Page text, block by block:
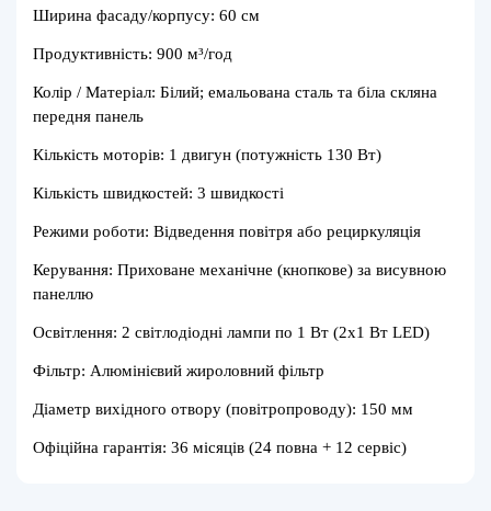
Ширина фасаду/корпусу: 60 см
Продуктивність: 900 м³/год
Колір / Матеріал: Білий; емальована сталь та біла скляна
передня панель
Кількість моторів: 1 двигун (потужність 130 Вт)
Кількість швидкостей: 3 швидкості
Режими роботи: Відведення повітря або рециркуляція
Керування: Приховане механічне (кнопкове) за висувною
панеллю
Освітлення: 2 світлодіодні лампи по 1 Вт (2х1 Вт LED)
Фільтр: Алюмінієвий жироловний фільтр
Діаметр вихідного отвору (повітропроводу): 150 мм
Офіційна гарантія: 36 місяців (24 повна + 12 сервіс)